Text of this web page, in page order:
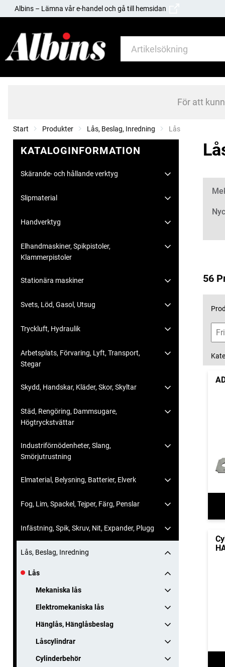
Albins – Lämna vår e-handel och gå till hemsidan
För att
Start Produkter Lås, Beslag, Inredning Current:
Lås
KATALOGINFORMATION
Skärande- och hållande verktyg
Slipmaterial
Handverktyg
Elhandmaskiner, Spikpistoler,
Klammerpistoler
Stationära maskiner
Svets, Löd, Gasol, Utsug
Tryckluft, Hydraulik
Arbetsplats, Förvaring, Lyft, Transport,
Stegar
Skydd, Handskar, Kläder, Skor, Skyltar
Städ, Rengöring, Dammsugare,
Högtryckstvättar
Industriförnödenheter, Slang,
Smörjutrustning
Elmaterial, Belysning, Batterier, Elverk
Fog, Lim, Spackel, Tejper, Färg, Penslar
Infästning, Spik, Skruv, Nit, Expander, Plugg
Lås, Beslag, Inredning
Lås
Mekaniska lås
Elektromekaniska lås
Hänglås, Hänglåsbeslag
Låscylindrar
Cylinderbehör
56